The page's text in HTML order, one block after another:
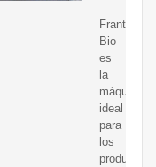
Frantoio
Bio
es
la
máquina
ideal
para
los